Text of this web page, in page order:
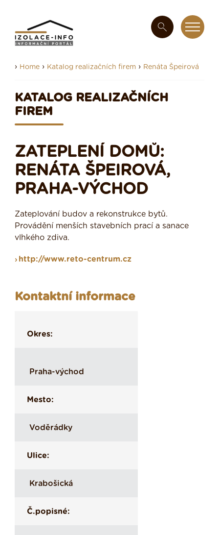
› Home › Katalog realizačních firem › Renáta Špeirová
KATALOG REALIZAČNÍCH
FIREM
ZATEPLENÍ DOMŮ:
RENÁTA ŠPEIROVÁ,
PRAHA-VÝCHOD
Zateplování budov a rekonstrukce bytů.
Provádění menších stavebních prací a sanace
vlhkého zdiva.
http://www.reto-centrum.cz
Kontaktní informace
Okres:
Praha-východ
Mesto:
Voděrádky
Ulice:
Krabošická
Č.popisné: